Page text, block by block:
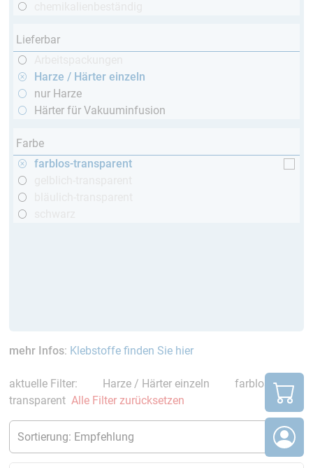
Lieferbar
Harze / Härter einzeln
nur Harze
Härter für Vakuuminfusion
Farbe
farblos-transparent
mehr Infos: Klebstoffe finden Sie hier
aktuelle Filter: Harze / Härter einzeln
farblos-
transparent Alle Filter zurücksetzen